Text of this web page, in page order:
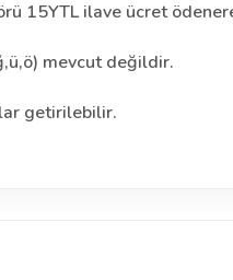
15YTL ilave ücret
mevcut değildir.
getirilebilir.